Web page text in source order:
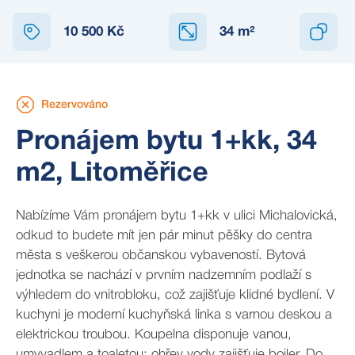
10 500 Kč 34m²
Rezervováno
Pronájem bytu 1+kk, 34
m2, Litoměřice
Nabízíme Vám pronájem bytu 1+kk v ulici Michalovická,
odkud to budete mít jen pár minut pěšky do centra
města s veškerou občanskou vybaveností. Bytová
jednotka se nachází v prvním nadzemním podlaží s
výhledem do vnitrobloku, což zajišťuje klidné bydlení. V
kuchyni je moderní kuchyňská linka s varnou deskou a
elektrickou troubou. Koupelna disponuje vanou,